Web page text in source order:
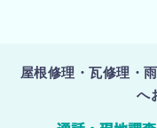
屋根修理・瓦修理・
へ